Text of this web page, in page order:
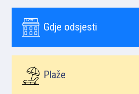
Gdje odsjesti
Plaže